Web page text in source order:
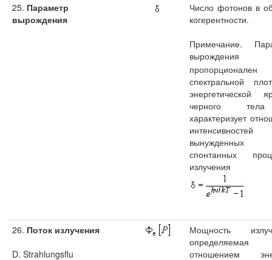
25. Параметр
вырождения
Число фотонов в
когерентности.
Примечание.
пропорционален
спектральной
энергетической
черного
характеризует
интенсивностей
спонтанных
излучения
26. Поток излучения
D. Strahlungsflu
Мощность
определяемая
отношением